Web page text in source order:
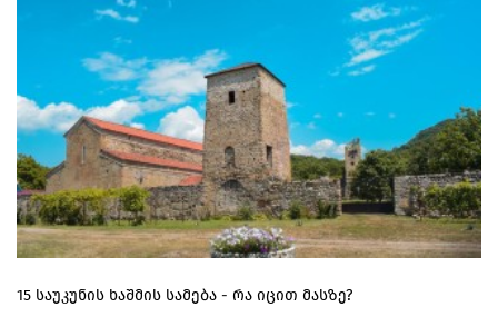
15 საუკუნის ხაშმის სამება - რა იცით მასზე?